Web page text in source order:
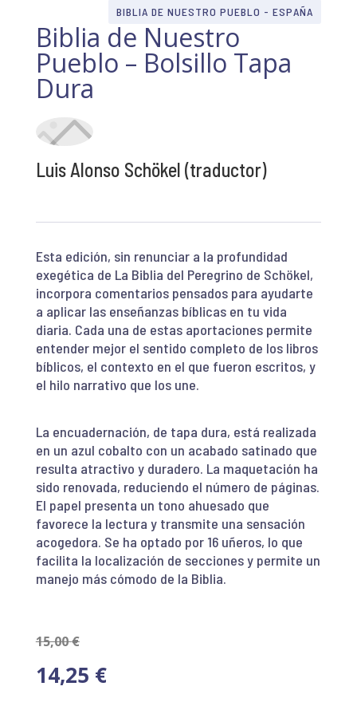
BIBLIA DE NUESTRO PUEBLO - ESPAÑA
Biblia de Nuestro
Pueblo – Bolsillo Tapa
Dura
Luis Alonso Schökel (traductor)
Esta edición, sin renunciar a la profundidad
exegética de La Biblia del Peregrino de Schökel,
incorpora comentarios pensados para ayudarte
a aplicar las enseñanzas bíblicas en tu vida
diaria. Cada una de estas aportaciones permite
entender mejor el sentido completo de los libros
bíblicos, el contexto en el que fueron escritos, y
el hilo narrativo que los une.
La encuadernación, de tapa dura, está realizada
en un azul cobalto con un acabado satinado que
resulta atractivo y duradero. La maquetación ha
sido renovada, reduciendo el número de páginas.
El papel presenta un tono ahuesado que
favorece la lectura y transmite una sensación
acogedora. Se ha optado por 16 uñeros, lo que
facilita la localización de secciones y permite un
manejo más cómodo de la Biblia.
15,00€
14,25 €